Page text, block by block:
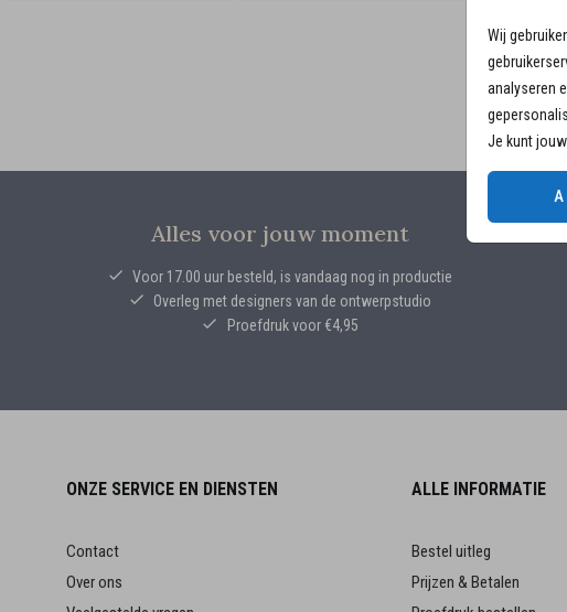
Wij
analyseren
Je kunt
Alles voor jouw moment
Voor 17.00 uur besteld, is vandaag nog in productie
Overleg met designers van de ontwerpstudio
Proefdruk voor €4,95
ONZE SERVICE EN DIENSTEN
Contact
Over ons
ALLE INFORMATIE
Bestel uitleg
Prijzen & Betalen